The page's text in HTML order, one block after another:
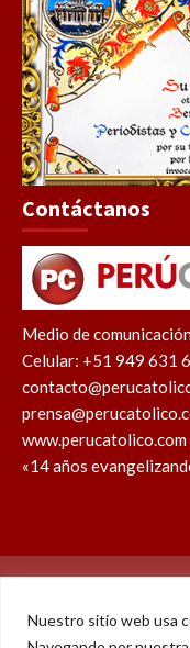
Nuestro sitio web usa
Contáctanos
Medio de
Celular: +51 949 631
www.perucatolico.com
«14 años